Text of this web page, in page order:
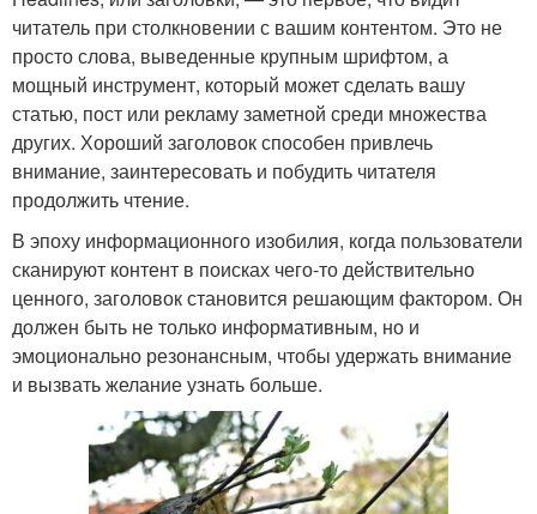
читатель при столкновении с вашим контентом. Это не
просто слова, выведенные крупным шрифтом, а
мощный инструмент, который может сделать вашу
статью, пост или рекламу заметной среди множества
других. Хороший заголовок способен привлечь
внимание, заинтересовать и побудить читателя
продолжить чтение.
В эпоху информационного изобилия, когда пользователи
сканируют контент в поисках чего-то действительно
ценного, заголовок становится решающим фактором. Он
должен быть не только информативным, но и
эмоционально резонансным, чтобы удержать внимание
и вызвать желание узнать больше.